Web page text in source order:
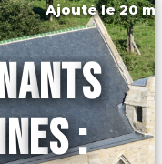
Ajouté le 20
: